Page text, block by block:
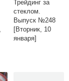
Трейдинг за
стеклом.
Выпуск №248
[Вторник, 10
января]